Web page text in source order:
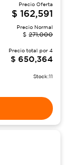
Precio Oferta
$ 162,591
Precio Normal
$ 271,000
Precio total por 4
$ 650,364
Stock:11